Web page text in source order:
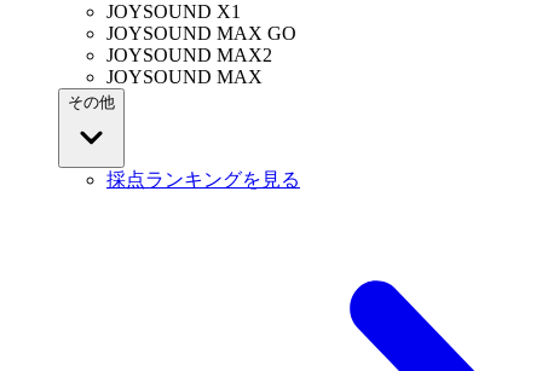
JOYSOUND X1
JOYSOUND MAX GO
JOYSOUND MAX2
JOYSOUND MAX
その他
採点ランキングを見る